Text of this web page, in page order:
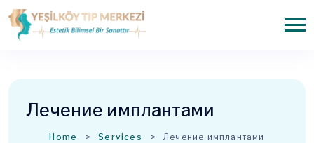
Лечение имплантами
Home Services Лечение имплантами